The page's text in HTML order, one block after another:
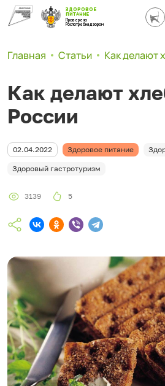
ЗДОРОВОЕ
ПИТАНИЕ
Проверено
Роспотребнадзором
Главная Статьи Как делают
Как делают
России
02.04.2022 Здоровое питание
Здоровый гастротуризм
3139 5